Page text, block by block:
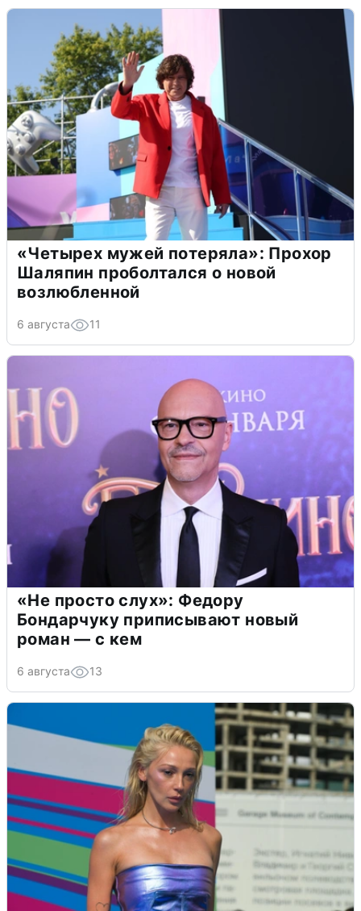
«Четырех мужей потеряла»: Прохор
Шаляпин проболтался о новой
возлюбленной
6 августа 11
«Не просто слух»: Федору
Бондарчуку приписывают новый
роман — с кем
6 августа 13